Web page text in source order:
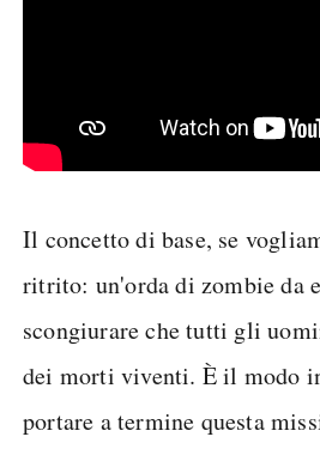
Il concetto di base, se
ritrito: un'orda di zombie da
scongiurare che tutti gli
dei morti viventi. È il modo
portare a termine questa